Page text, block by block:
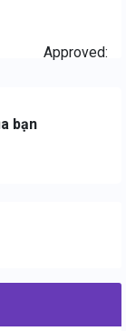
Approved:
bạn